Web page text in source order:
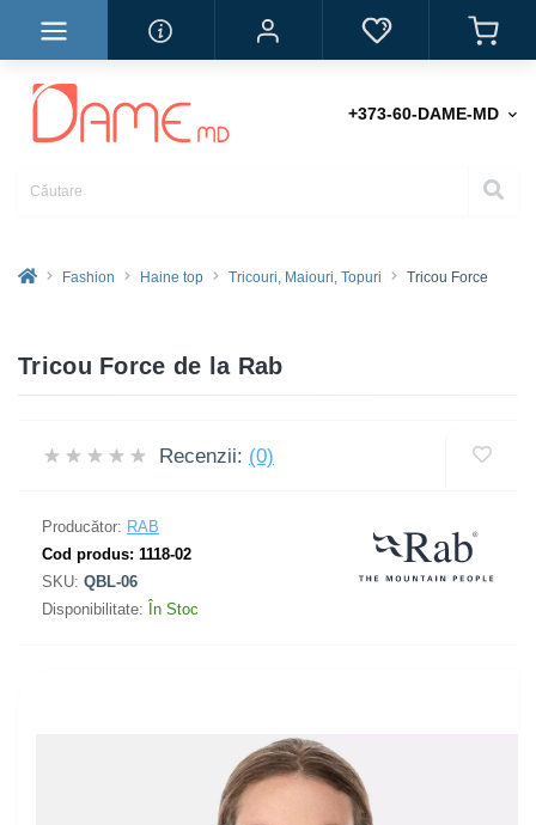
+373-60-DAME-MD
Fashion Haine top Tricouri, Maiouri, Topuri Tricou Force
Tricou Force de la Rab
Recenzii: (0)
Producător: RAB
Cod produs: 1118-02
SKU: QBL-06
Disponibilitate: În Stoc